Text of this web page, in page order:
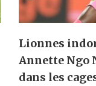
Lionnes
Annette Ngo
dans les